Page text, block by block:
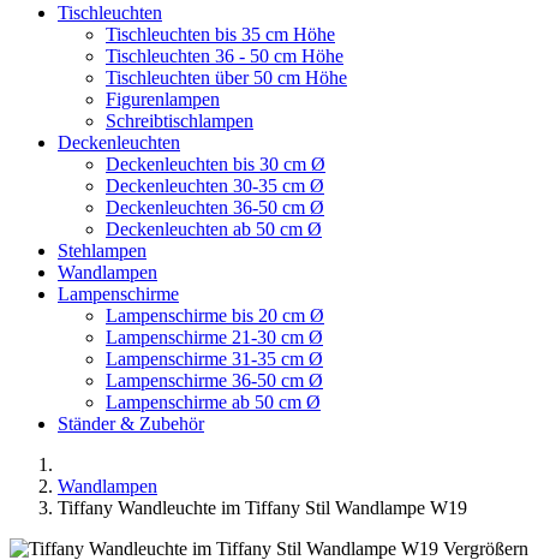
Tischleuchten
Tischleuchten bis 35 cm Höhe
Tischleuchten 36 - 50 cm Höhe
Tischleuchten über 50 cm Höhe
Figurenlampen
Schreibtischlampen
Deckenleuchten
Deckenleuchten bis 30 cm Ø
Deckenleuchten 30-35 cm Ø
Deckenleuchten 36-50 cm Ø
Deckenleuchten ab 50 cm Ø
Stehlampen
Wandlampen
Lampenschirme
Lampenschirme bis 20 cm Ø
Lampenschirme 21-30 cm Ø
Lampenschirme 31-35 cm Ø
Lampenschirme 36-50 cm Ø
Lampenschirme ab 50 cm Ø
Ständer & Zubehör
Wandlampen
Tiffany Wandleuchte im Tiffany Stil Wandlampe W19
Vergrößern